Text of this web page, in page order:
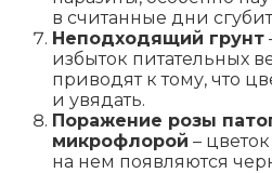
в считанные дни
Неподходящий грунт
избыток питательных
приводят к тому, что
и увядать.
Поражение розы
микрофлорой –
на нем появляются